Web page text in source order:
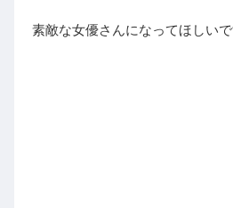
素敵な女優さんになってほしいで